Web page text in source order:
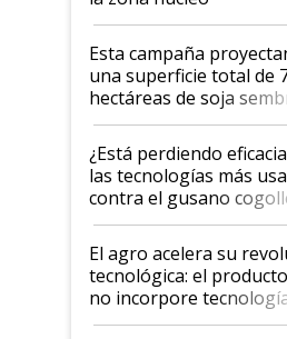
Esta campaña
una superficie total de
hectáreas de soja
con una nueva
variedades que marcan
salto tecnológico en
rendimiento
¿Está perdiendo
las tecnologías más
contra el gusano
desafío de una
El agro acelera su
tecnológica: el
no incorpore tecnología
perder el tren"